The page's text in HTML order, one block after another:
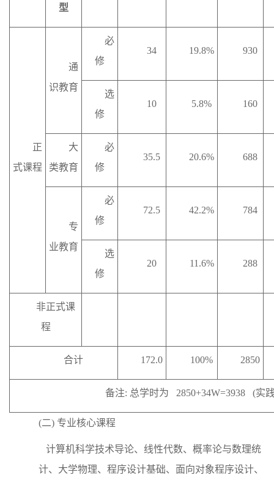
型
正
式课程
通
识教育
必
修
34 19.8% 930
选
修
10 5.8% 160
大
类教育
必
修
35.5 20.6% 688
专
业教育
必
修
72.5 42.2% 784
选
修
20 11.6% 288
非正式课
程
合计 172.0 100% 2850
备注: 总学时为 2850+34W=3938 (实
(二) 专业核心课程
计算机科学技术导论、线性代数、概率论与数理统
计、大学物理、程序设计基础、面向对象程序设计、